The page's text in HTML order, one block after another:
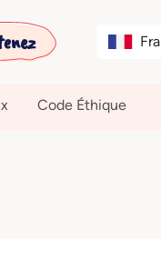
Fra
Code Éthique